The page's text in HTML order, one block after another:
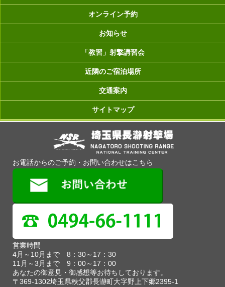
オンライン予約
お知らせ
「教習」射撃講習会
近隣のご宿泊場所
交通案内
サイトマップ
お電話からのご予約・お問い合わせはこちら
営業時間
4月～10月まで 8：30～17：30
11月～3月まで 9：00～17：00
あなたの御意見・御感想等お待ちしております。
〒369-1302埼玉県秩父郡長瀞町大字野上下郷2395-1